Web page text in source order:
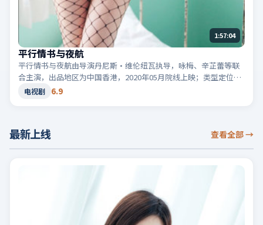
1:57:04
平行情书与夜航
平行情书与夜航由导演丹尼斯·维伦纽瓦执导，咏梅、辛芷蕾等联
合主演，出品地区为中国香港，2020年05月院线上映；类型定位为
电视剧·冒险，旅途改变人物命运。适合检索「中国香港冒险」
电视剧 6.9
最新上线 查看全部→